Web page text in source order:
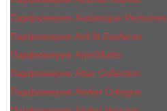
Парфюмерия Arabesque Perfumes
Парфюмерия Ard Al Zaafaran
Парфюмерия ArteOlfatto
Парфюмерия Attar Collection
Парфюмерия Atelier Cologne